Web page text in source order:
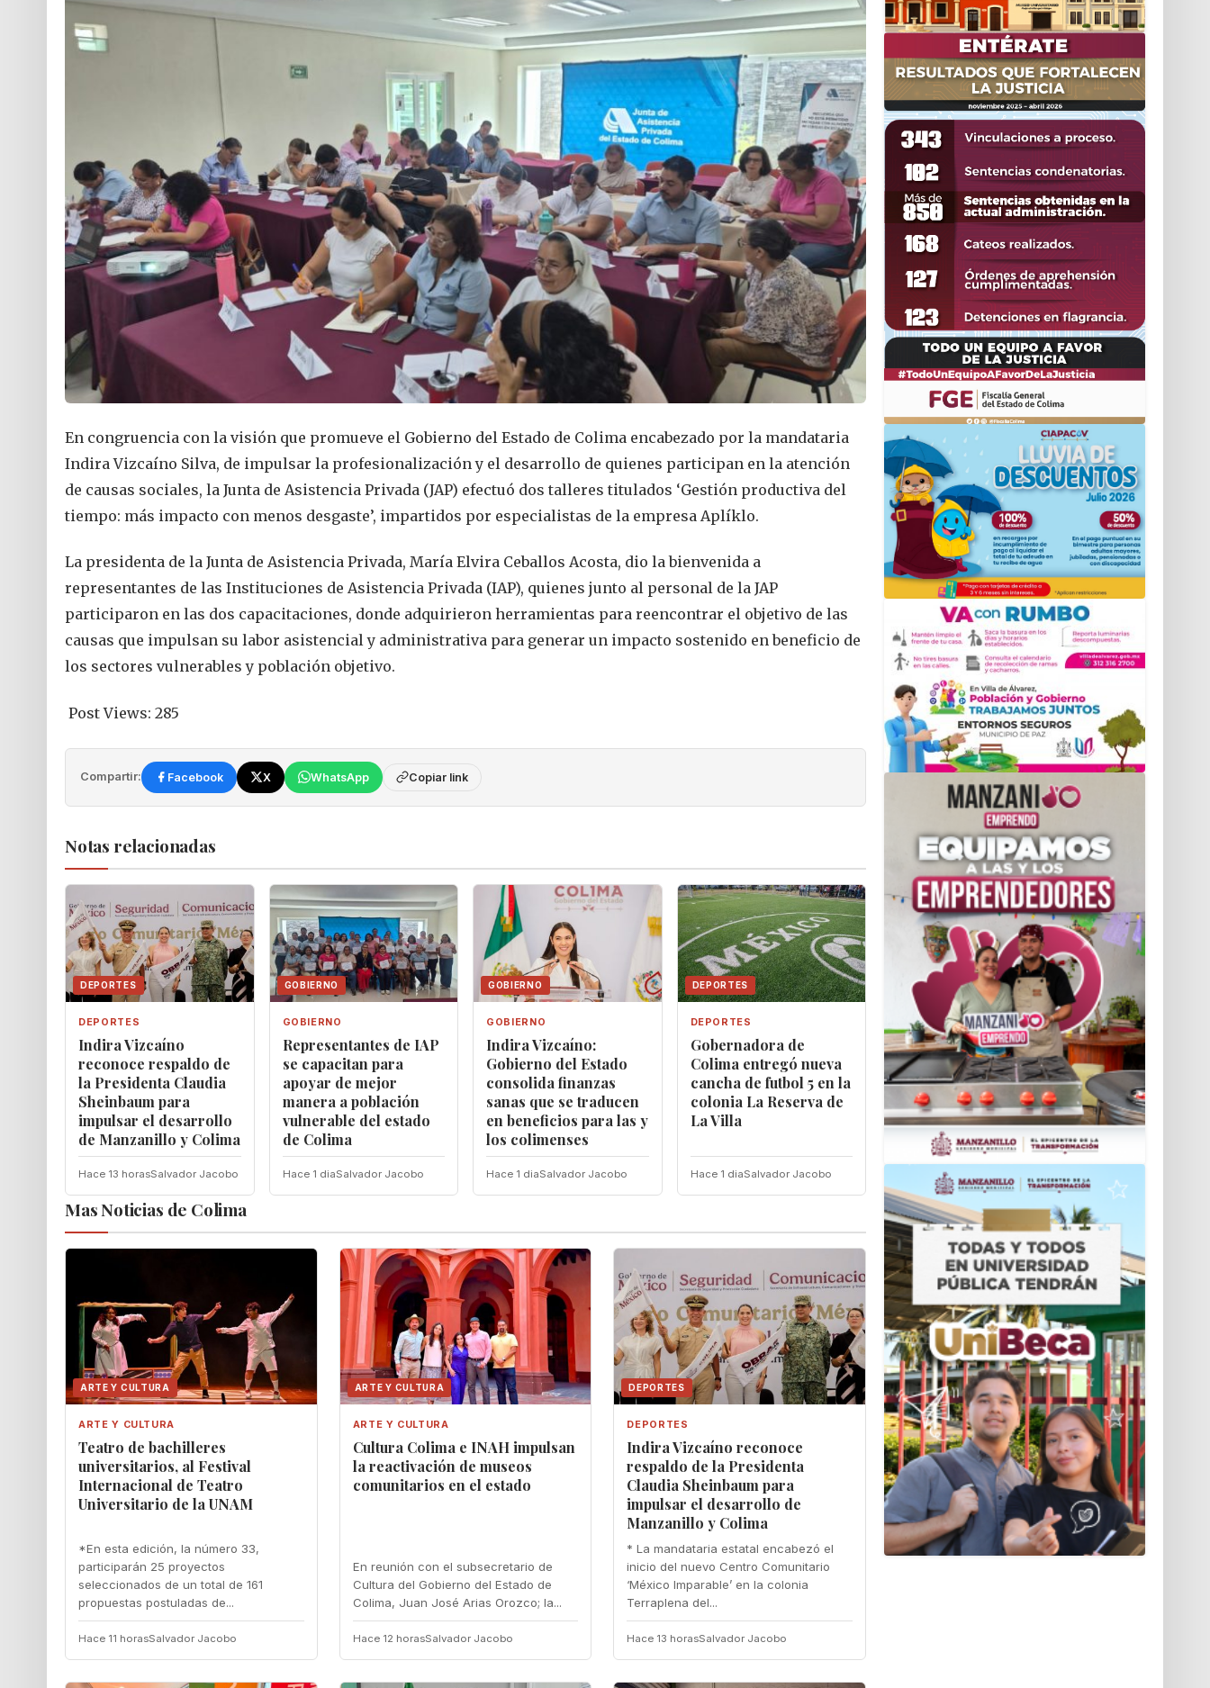
En congruencia con la visión que promueve el Gobierno del Estado de Colima encabezado por la mandataria
Indira Vizcaíno Silva, de impulsar la profesionalización y el desarrollo de quienes participan en la atención
de causas sociales, la Junta de Asistencia Privada (JAP) efectuó dos talleres titulados ‘Gestión productiva del
tiempo: más impacto con menos desgaste’, impartidos por especialistas de la empresa Aplíklo.
La presidenta de la Junta de Asistencia Privada, María Elvira Ceballos Acosta, dio la bienvenida a
representantes de las Instituciones de Asistencia Privada (IAP), quienes junto al personal de la JAP
participaron en las dos capacitaciones, donde adquirieron herramientas para reencontrar el objetivo de las
causas que impulsan su labor asistencial y administrativa para generar un impacto sostenido en beneficio de
los sectores vulnerables y población objetivo.
Post Views: 285
Compartir: Facebook X WhatsApp Copiar link
Notas relacionadas
DEPORTES
DEPORTES
Indira Vizcaíno
reconoce respaldo de
la Presidenta Claudia
Sheinbaum para
impulsar el desarrollo
de Manzanillo y Colima
Hace 13 horasSalvador Jacobo
GOBIERNO
GOBIERNO
Representantes de IAP
se capacitan para
apoyar de mejor
manera a población
vulnerable del estado
de Colima
Hace 1 diaSalvador Jacobo
GOBIERNO
GOBIERNO
Indira Vizcaíno:
Gobierno del Estado
consolida finanzas
sanas que se traducen
en beneficios para las y
los colimenses
Hace 1 diaSalvador Jacobo
DEPORTES
DEPORTES
Gobernadora de
Colima entregó nueva
cancha de futbol 5 en la
colonia La Reserva de
La Villa
Hace 1 diaSalvador Jacobo
Mas Noticias de Colima
ARTE Y CULTURA
ARTE Y CULTURA
Teatro de bachilleres
universitarios, al Festival
Internacional de Teatro
Universitario de la UNAM
*En esta edición, la número 33,
participarán 25 proyectos
seleccionados de un total de 161
propuestas postuladas de...
Hace 11 horasSalvador Jacobo
ARTE Y CULTURA
ARTE Y CULTURA
Cultura Colima e INAH impulsan
la reactivación de museos
comunitarios en el estado
En reunión con el subsecretario de
Cultura del Gobierno del Estado de
Colima, Juan José Arias Orozco; la...
Hace 12 horasSalvador Jacobo
DEPORTES
DEPORTES
Indira Vizcaíno reconoce
respaldo de la Presidenta
Claudia Sheinbaum para
impulsar el desarrollo de
Manzanillo y Colima
* La mandataria estatal encabezó el
inicio del nuevo Centro Comunitario
‘México Imparable’ en la colonia
Terraplena del...
Hace 13 horasSalvador Jacobo